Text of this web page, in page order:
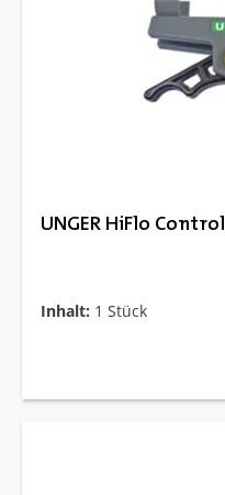
UNGER HiFlo Control
Inhalt: 1 Stück